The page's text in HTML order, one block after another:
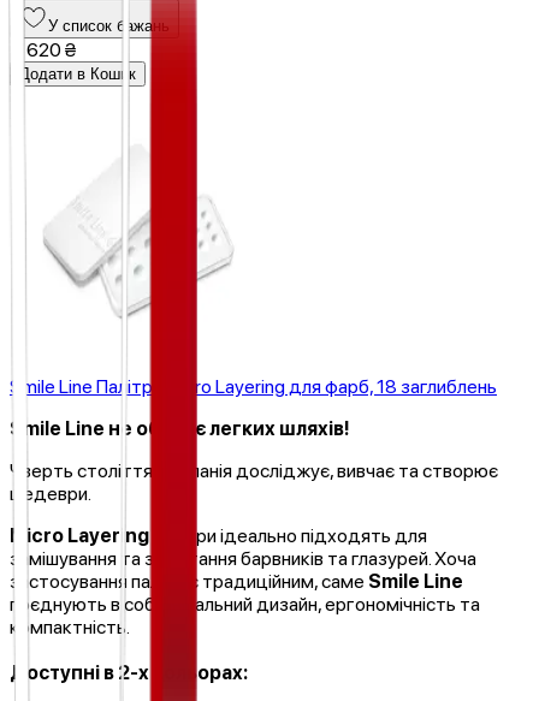
У список бажань
4 620 ₴
Додати в Кошик
Smile Line Палітра Micro Layering для фарб, 18 заглиблень
Smile Line не обирає легких шляхів!
Чверть століття компанія досліджує, вивчає та створює
шедеври.
Micro Layering
палітри ідеально підходять для
замішування та зберігання барвників та глазурей. Хоча
застосування палітр є традиційним, саме Smile Line
поєднують в собі унікальний дизайн, ергономічність та
компактність.
Доступні в 2-х кольорах: